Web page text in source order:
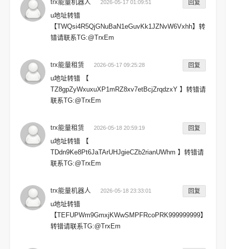
trx能量机器人 2026-05-17 01:09:51 回复
u地址转错
【TWQsi4R5QjGNuBaN1eGuvKk1JZNvW6Vxhh】转
错请联系TG:@TrxEm
trx能量租赁 2026-05-17 09:25:28 回复
u地址转错 【
TZ8gpZyWxuxuXP1mRZ8xv7etBcjZrqdzxY 】转错请
联系TG:@TrxEm
trx能量租赁 2026-05-18 20:59:19 回复
u地址转错 【
TDdn9Ke8Pt6JaTArUHJgieCZb2rianUWhm 】转错请
联系TG:@TrxEm
trx能量机器人 2026-05-18 23:33:01 回复
u地址转错
【TEFUPWm9GmxjKWwSMPFRcoPRK999999999】
转错请联系TG:@TrxEm